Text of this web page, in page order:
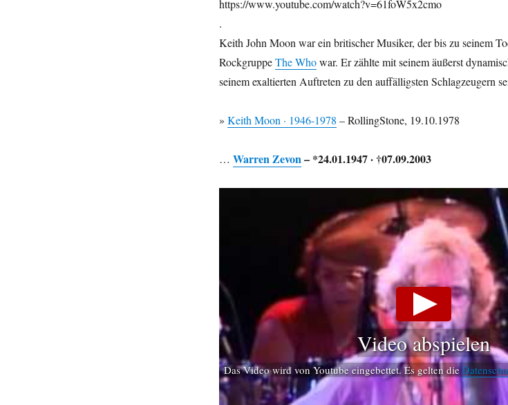
https://www.youtube.com/watch?v=61foW5x2cmo
.
Keith John Moon war ein britischer Musiker, der bis zu seinem
RockgruppeThe Whowar. Er zählte mit seinem äußerst
seinem exaltierten Auftreten zu den auffälligsten Schlagzeugern
» Keith Moon · 1946-1978 – RollingStone, 19.10.1978
… Warren Zevon– *24.01.1947 · †07.09.2003
Video abspielen
Das Video wird von Youtube eingebettet. Es gelten die